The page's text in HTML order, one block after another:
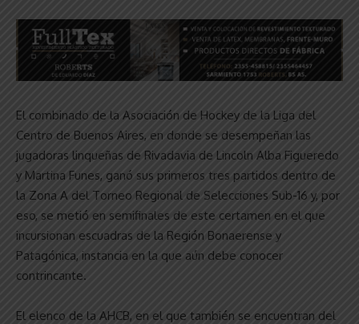
El combinado de la Asociación de Hockey de la Liga del
Centro de Buenos Aires, en donde se desempeñan las
jugadoras linqueñas de Rivadavia de Lincoln Alba Figueredo
y Martina Funes, ganó sus primeros tres partidos dentro de
la Zona A del Torneo Regional de Selecciones Sub-16 y, por
eso, se metió en semifinales de este certamen en el que
incursionan escuadras de la Región Bonaerense y
Patagónica, instancia en la que aún debe conocer
contrincante.
El elenco de la AHCB, en el que también se encuentran del